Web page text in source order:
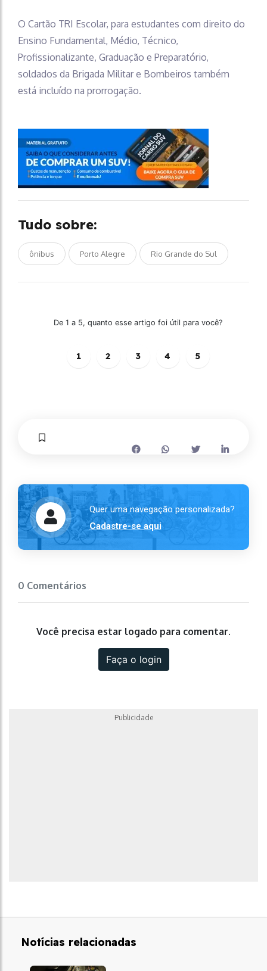
O Cartão TRI Escolar, para estudantes com direito do
Ensino Fundamental, Médio, Técnico,
Profissionalizante, Graduação e Preparatório,
soldados da Brigada Militar e Bombeiros também
está incluído na prorrogação.
Tudo sobre:
ônibus Porto Alegre Rio Grande do Sul
De 1 a 5, quanto esse artigo foi útil para você?
1 2 3 4 5
Quer uma navegação personalizada?
Cadastre-se aqui
0 Comentários
Você precisa estar logado para comentar.
Faça o login
Publicidade
Notícias relacionadas